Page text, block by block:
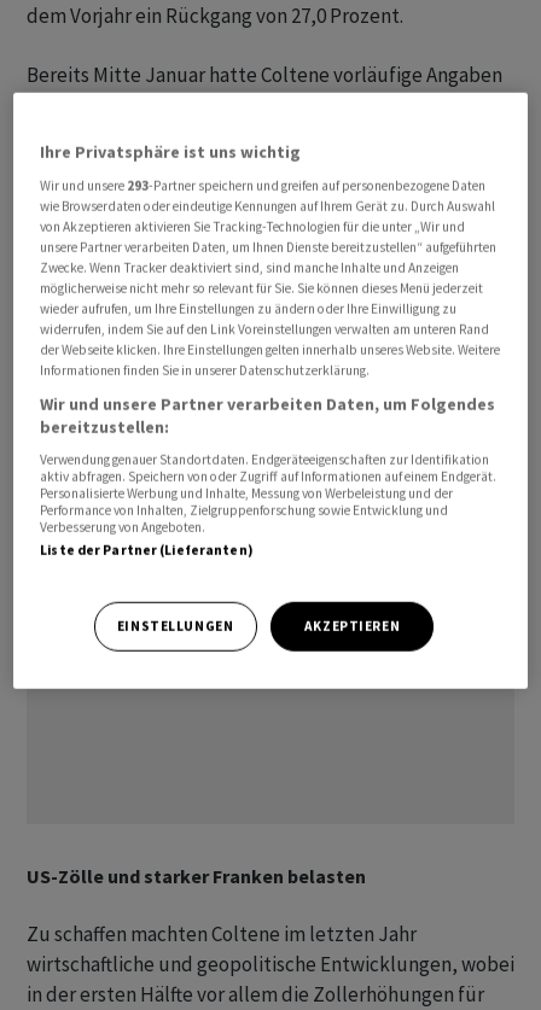
dem Vorjahr ein Rückgang von 27,0 Prozent.
Bereits Mitte Januar hatte Coltene vorläufige Angaben
belastet fiel der Umsatz - wie damals angegeben - um
4,0 Prozent auf 240,2 Millionen Franken. Die EBIT-Marge
sank wie erwartet um 1,9 Prozentpunkte auf 8,8
Prozent.
Der Generalversammlung vom 21. April schlägt der
Verwaltungsrat nun die Zahlung einer tieferen
Dividende von 2,00 Franken je Aktie aus den
Kapitaleinlagereserven vor. Im vergangenen Jahr hatte
Coltene noch 2,50 Franken je Titel an die Aktionärinnen
und Aktionäre ausgeschüttet.
US-Zölle und starker Franken belasten
Zu schaffen machten Coltene im letzten Jahr
wirtschaftliche und geopolitische Entwicklungen, wobei
in der ersten Hälfte vor allem die Zollerhöhungen für
Ihre Privatsphäre ist uns wichtig
Wir und unsere 293-Partner speichern und greifen auf personenbezogene Daten
wie Browserdaten oder eindeutige Kennungen auf Ihrem Gerät zu. Durch Auswahl
von Akzeptieren aktivieren Sie Tracking-Technologien für die unter „Wir und
unsere Partner verarbeiten Daten, um Ihnen Dienste bereitzustellen“ aufgeführten
Zwecke. Wenn Tracker deaktiviert sind, sind manche Inhalte und Anzeigen
möglicherweise nicht mehr so relevant für Sie. Sie können dieses Menü jederzeit
wieder aufrufen, um Ihre Einstellungen zu ändern oder Ihre Einwilligung zu
widerrufen, indem Sie auf den Link Voreinstellungen verwalten am unteren Rand
der Webseite klicken. Ihre Einstellungen gelten innerhalb unseres Website. Weitere
Informationen finden Sie in unserer Datenschutzerklärung.
Wir und unsere Partner verarbeiten Daten, um Folgendes
bereitzustellen:
Verwendung genauer Standortdaten. Endgeräteeigenschaften zur Identifikation
aktiv abfragen. Speichern von oder Zugriff auf Informationen auf einem Endgerät.
Personalisierte Werbung und Inhalte, Messung von Werbeleistung und der
Performance von Inhalten, Zielgruppenforschung sowie Entwicklung und
Verbesserung von Angeboten.
Liste der Partner (Lieferanten)
EINSTELLUNGEN AKZEPTIEREN